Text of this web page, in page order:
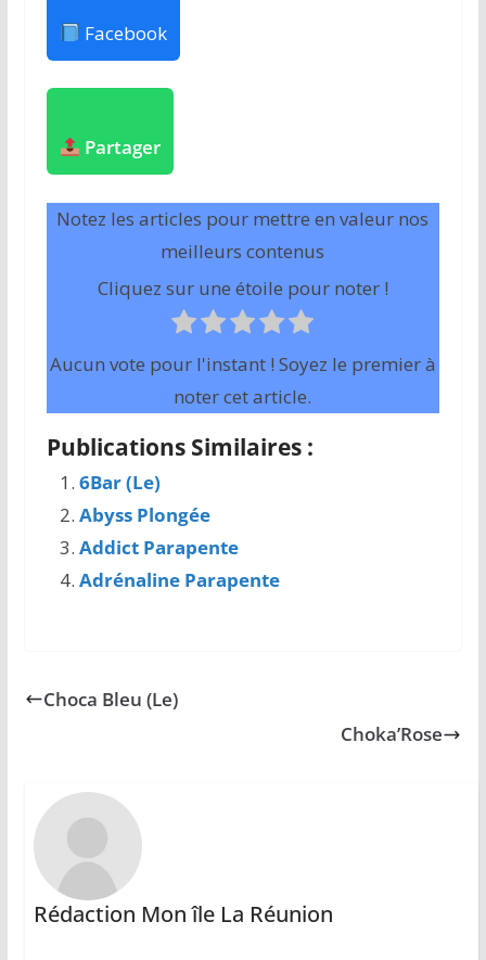
Facebook
Partager
Notez les articles pour mettre en valeur nos
meilleurs contenus
Cliquez sur une étoile pour noter !
Aucun vote pour l'instant ! Soyez le premier à
noter cet article.
Publications Similaires :
6Bar (Le)
Abyss Plongée
Addict Parapente
Adrénaline Parapente
Choca Bleu (Le)
Choka’Rose
Rédaction Mon île La Réunion